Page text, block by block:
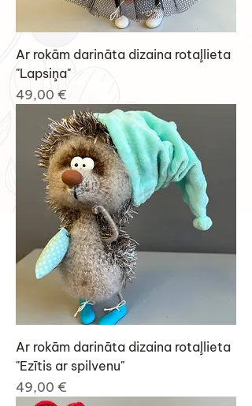
Ar rokām darināta dizaina rotaļlieta
"Lapsiņa"
Cena
49,00 €
Ar rokām darināta dizaina rotaļlieta
"Ezītis ar spilvenu"
Cena
49,00 €